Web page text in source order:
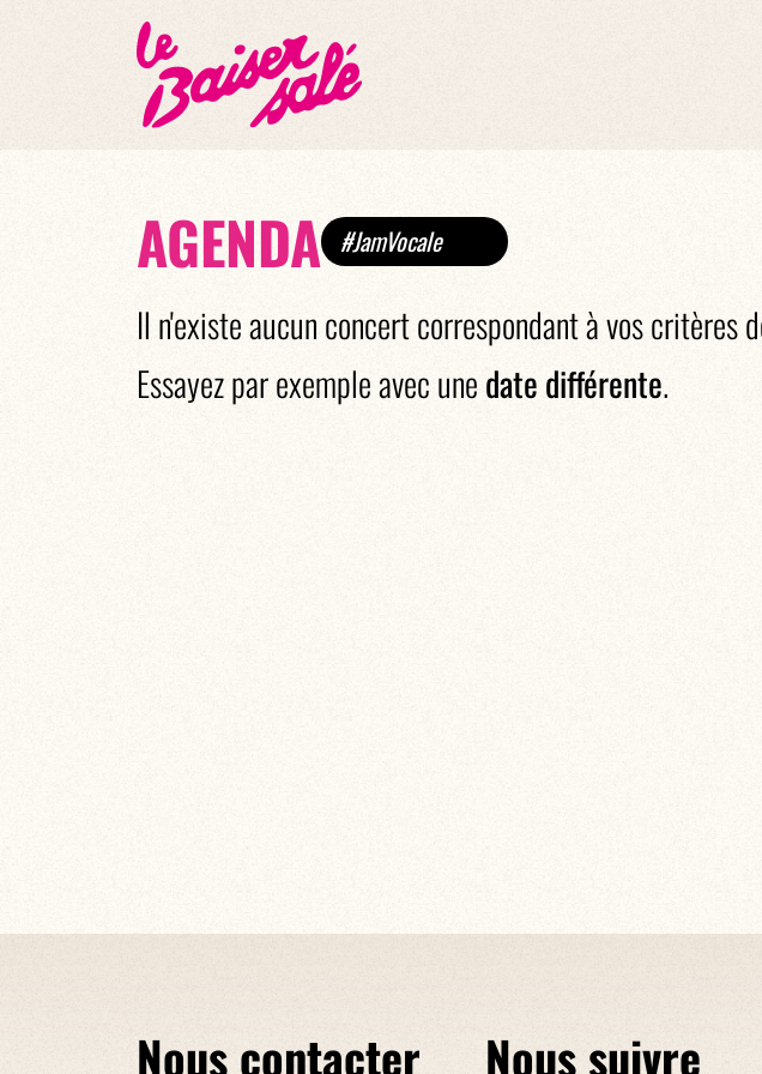
AGENDA #JamVocale
Il n'existe aucun concert correspondant à vos critères
Essayez par exemple avec unedate différente.
Nous contacter Nous suivre